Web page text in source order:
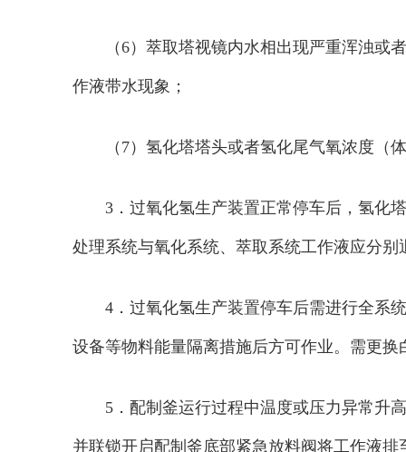
（6）萃取塔视镜内水相出现严重浑浊
作液带水现象；
（7）氢化塔塔头或者氢化尾气氧浓度（
3．过氧化氢生产装置正常停车后，氢化
处理系统与氧化系统、萃取系统工作液应分别
4．过氧化氢生产装置停车后需进行全系
设备等物料能量隔离措施后方可作业。需更
5．配制釜运行过程中温度或压力异常升
并联锁开启配制釜底部紧急放料阀将工作液